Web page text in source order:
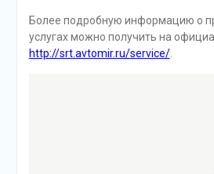
Более подробную информацию о
услугах можно получить на
http://srt.avtomir.ru/service/.